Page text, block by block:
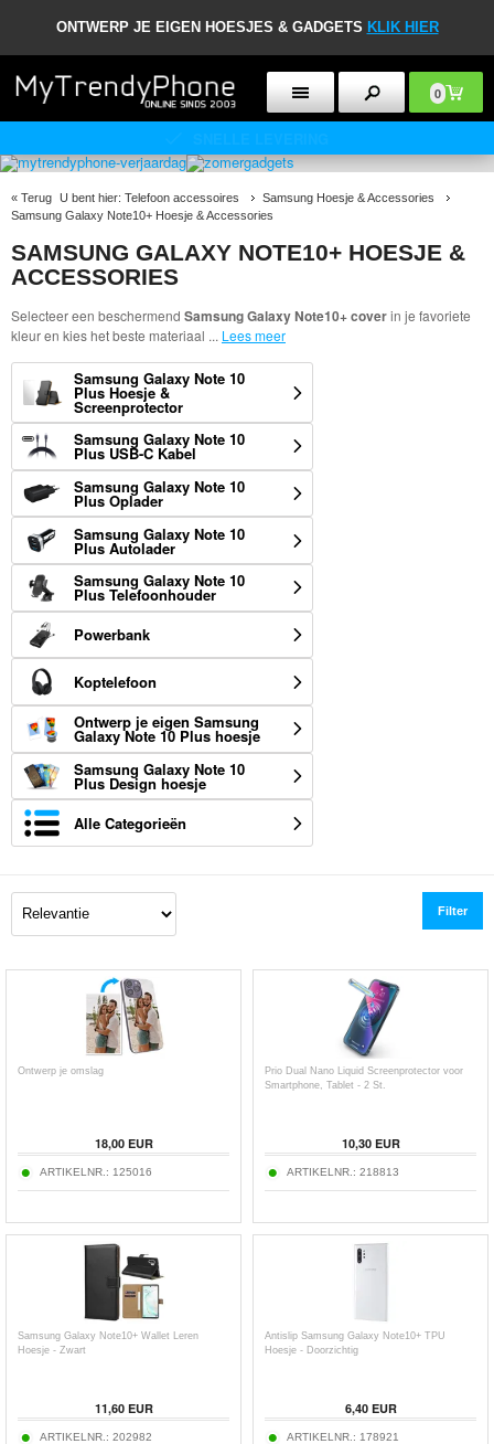
ONTWERP JE EIGEN HOESJES & GADGETS KLIK HIER
0
« Terug U bent hier: Telefoon accessoires
Samsung Hoesje & Accessories
Samsung Galaxy Note10+ Hoesje & Accessories
SAMSUNG GALAXY NOTE10+ HOESJE &
ACCESSORIES
Selecteer een beschermend Samsung Galaxy Note10+ coverin je favoriete
kleur en kies het beste materiaal ... Lees meer
Samsung Galaxy Note 10
Plus Hoesje &
Screenprotector
Samsung Galaxy Note 10
Plus USB-C Kabel
Samsung Galaxy Note 10
Plus Oplader
Samsung Galaxy Note 10
Plus Autolader
Samsung Galaxy Note 10
Plus Telefoonhouder
Powerbank
Koptelefoon
Ontwerp je eigen Samsung
Galaxy Note 10 Plus hoesje
Samsung Galaxy Note 10
Plus Design hoesje
Alle Categorieën
Filter
Ontwerp je omslag
18,00EUR
ARTIKELNR.: 125016
Prio Dual Nano Liquid Screenprotector voor
Smartphone, Tablet - 2 St.
10,30EUR
ARTIKELNR.: 218813
Samsung Galaxy Note10+ Wallet Leren
Hoesje - Zwart
11,60EUR
ARTIKELNR.: 202982
Antislip Samsung Galaxy Note10+ TPU
Hoesje - Doorzichtig
6,40EUR
ARTIKELNR.: 178921